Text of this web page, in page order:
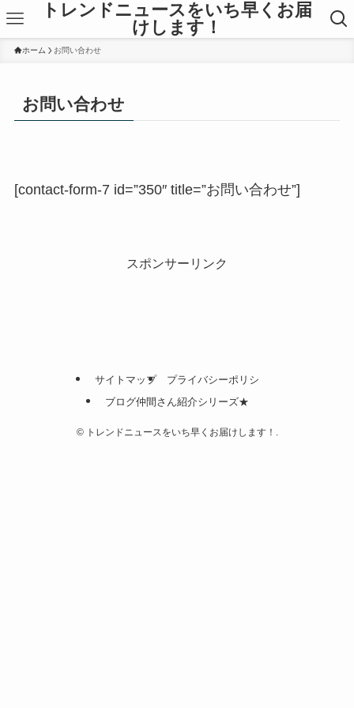
トレンドニュースをいち早くお届
けします！
ホーム お問い合わせ
お問い合わせ
[contact-form-7 id=”350″ title=”お問い合わせ”]
スポンサーリンク
サイトマップ
プライバシーポリシ
ブログ仲間さん紹介シリーズ★
©トレンドニュースをいち早くお届けします！.